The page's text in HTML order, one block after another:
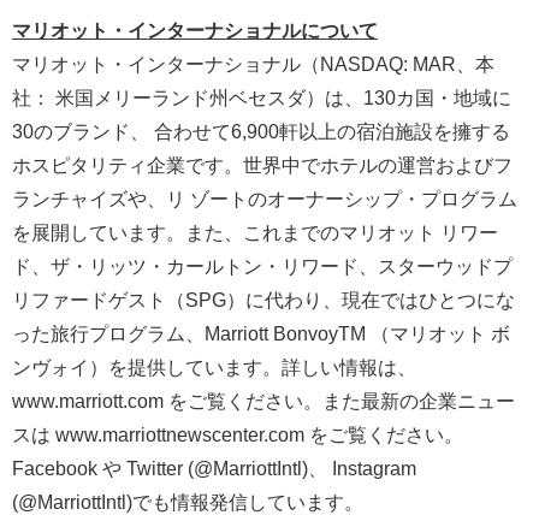
マリオット・インターナショナルについて
マリオット・インターナショナル（NASDAQ: MAR、本
社： 米国メリーランド州ベセスダ）は、130カ国・地域に
30のブランド、 合わせて6,900軒以上の宿泊施設を擁する
ホスピタリティ企業です。世界中でホテルの運営およびフ
ランチャイズや、リ ゾートのオーナーシップ・プログラム
を展開しています。また、これまでのマリオット リワー
ド、ザ・リッツ・カールトン・リワード、スターウッドプ
リファードゲスト（SPG）に代わり、現在ではひとつにな
った旅行プログラム、Marriott BonvoyTM （マリオット ボ
ンヴォイ）を提供しています。詳しい情報は、
www.marriott.com をご覧ください。また最新の企業ニュー
スは www.marriottnewscenter.com をご覧ください。
Facebook や Twitter (@MarriottIntl)、 Instagram
(@MarriottIntl)でも情報発信しています。